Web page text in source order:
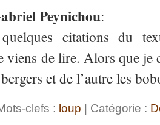
Peynichou:
citations du
viens de lire. Alors que je
et de l’autre les
clefs : loup | Catégorie :